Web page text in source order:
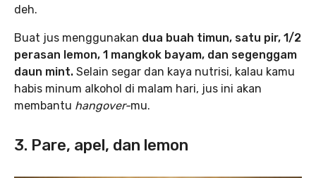
deh.
Buat jus menggunakan dua buah timun, satu pir, 1/2
perasan lemon, 1 mangkok bayam, dan segenggam
daun mint. Selain segar dan kaya nutrisi, kalau kamu
habis minum alkohol di malam hari, jus ini akan
membantu hangover-mu.
3. Pare, apel, dan lemon